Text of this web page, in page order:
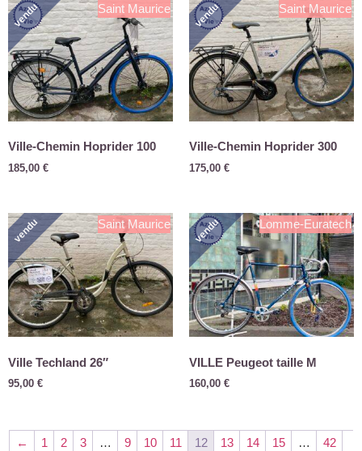
Saint Maurice
vendu
Ville-Chemin Hoprider 100
185,00 €
Saint Maurice
vendu
Ville-Chemin Hoprider 300
175,00 €
Saint Maurice
vendu
Ville Techland 26″
95,00 €
Lomme-Euratech
vendu
VILLE Peugeot taille M
160,00 €
← 1 2 3 … 9 10 11 12 13 14 15 …
42